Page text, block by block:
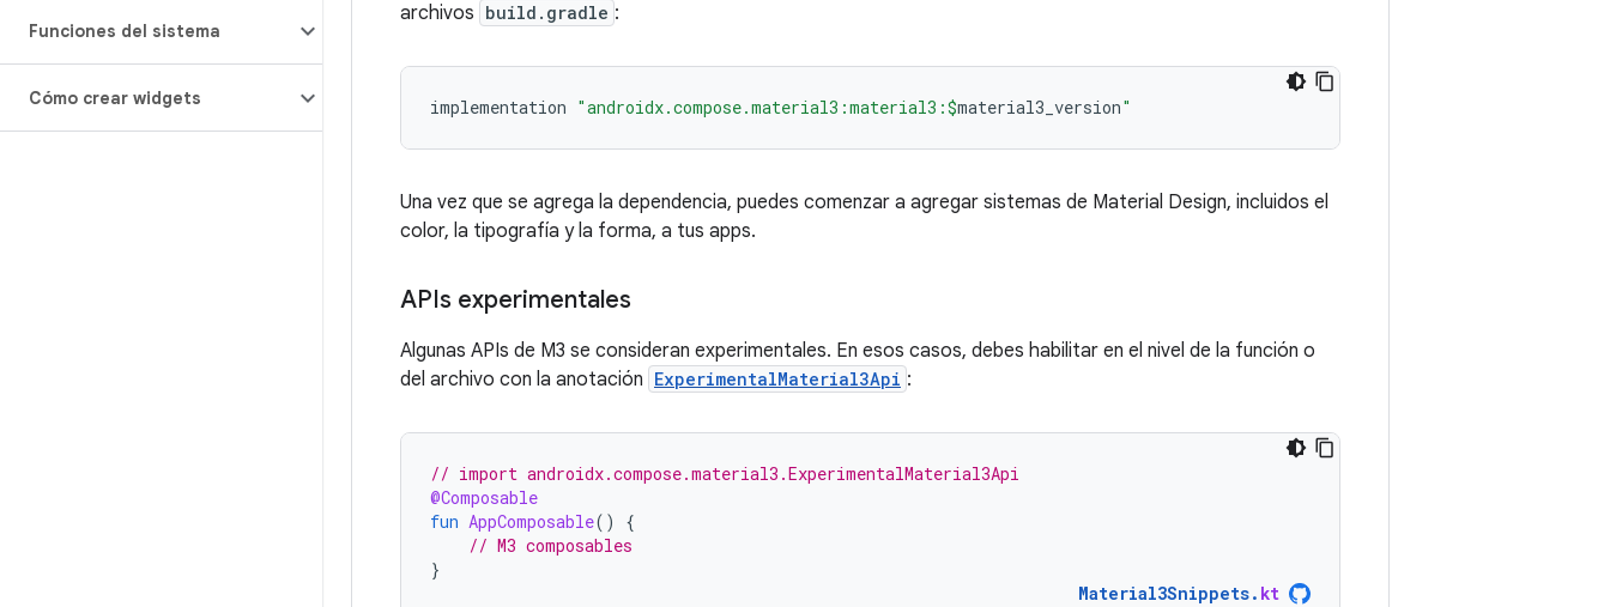
Funciones del sistema
Cómo crear widgets
archivos build.gradle :
implementation "androidx.compose.material3:material3:$material3_version"
Una vez que se agrega la dependencia, puedes comenzar a agregar sistemas de Material Design, incluidos el
color, la tipografía y la forma, a tus apps.
APIs experimentales
Algunas APIs de M3 se consideran experimentales. En esos casos, debes habilitar en el nivel de la función o
del archivo con la anotación ExperimentalMaterial3Api :
// import androidx.compose.material3.ExperimentalMaterial3Api
@Composable
fun AppComposable()
{
// M3 composables
}
Material3Snippets. kt